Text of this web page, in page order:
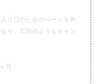
り口のためのページを作
り、広告のようなキャン
月